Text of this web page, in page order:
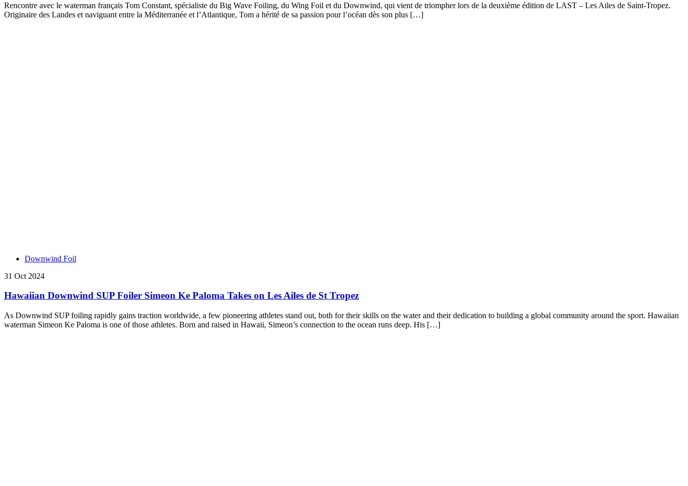
Rencontre avec le waterman français Tom Constant, spécialiste du Big Wave Foiling, du Wing Foil et du Downwind, qui vient de triompher lors de la deuxième édition de LAST – Les Ailes de Saint-Tropez.
Originaire des Landes et naviguant entre la Méditerranée et l’Atlantique, Tom a hérité de sa passion pour l’océan dès son plus […]
Downwind Foil
31 Oct 2024
Hawaiian Downwind SUP Foiler Simeon Ke Paloma Takes on Les Ailes de St Tropez
As Downwind SUP foiling rapidly gains traction worldwide, a few pioneering athletes stand out, both for their skills on the water and their dedication to building a global community around the sport. Hawaiian
waterman Simeon Ke Paloma is one of those athletes. Born and raised in Hawaii, Simeon’s connection to the ocean runs deep. His […]